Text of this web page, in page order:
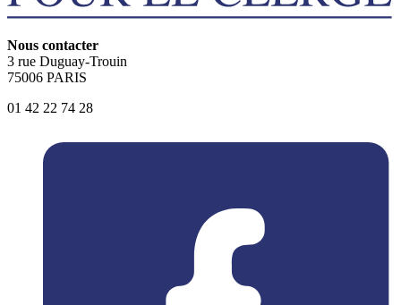
Nous contacter
3 rue Duguay-Trouin
75006 PARIS
01 42 22 74 28